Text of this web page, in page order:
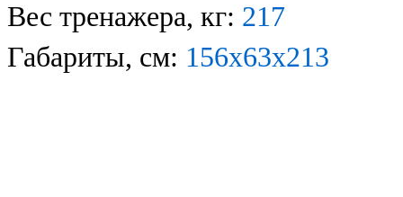
Вес тренажера, кг: 217
Габариты, см: 156х63х213